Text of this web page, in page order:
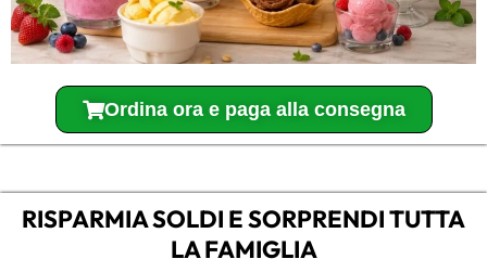
Ordina ora e paga alla consegna
RISPARMIA SOLDI E SORPRENDI TUTTA
LA FAMIGLIA